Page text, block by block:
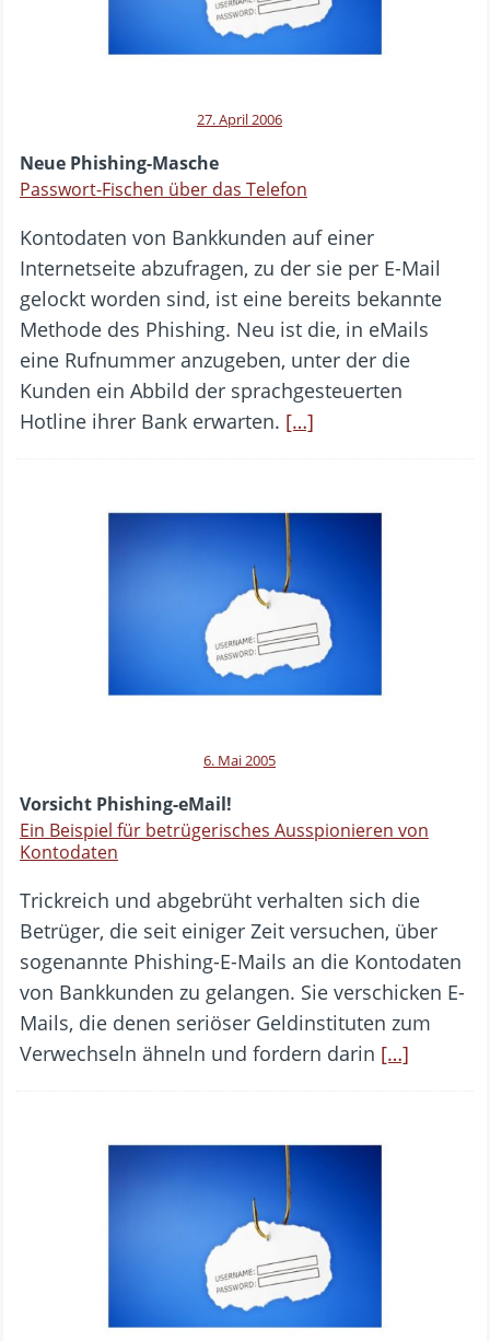
27. April 2006
Neue Phishing-Masche
Passwort-Fischen über das Telefon
Kontodaten von Bankkunden auf einer
Internetseite abzufragen, zu der sie per E-Mail
gelockt worden sind, ist eine bereits bekannte
Methode des Phishing. Neu ist die, in eMails
eine Rufnummer anzugeben, unter der die
Kunden ein Abbild der sprachgesteuerten
Hotline ihrer Bank erwarten. […]
6. Mai 2005
Vorsicht Phishing-eMail!
Ein Beispiel für betrügerisches Ausspionieren von
Kontodaten
Trickreich und abgebrüht verhalten sich die
Betrüger, die seit einiger Zeit versuchen, über
sogenannte Phishing-E-Mails an die Kontodaten
von Bankkunden zu gelangen. Sie verschicken E-
Mails, die denen seriöser Geldinstituten zum
Verwechseln ähneln und fordern darin […]